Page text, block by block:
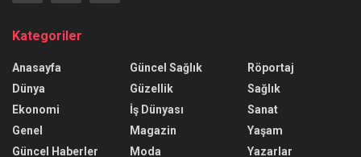
Kategoriler
Anasayfa
Dünya
Ekonomi
Genel
Güncel Haberler
Güncel Sağlık
Güzellik
İş Dünyası
Magazin
Moda
Röportaj
Sağlık
Sanat
Yaşam
Yazarlar